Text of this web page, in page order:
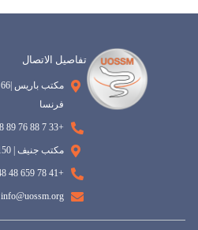
تفاصيل الاتصال
فرنسا
+33 7 88 76 89 88
مكتب جنيف | 150 طريق فيرني، 1211 جنيف، سويسرا
+41 78 659 48 48
info@uossm.org